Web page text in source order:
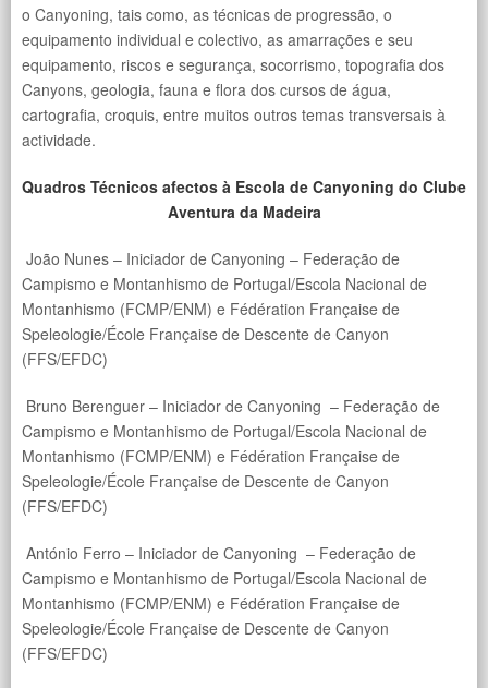
o Canyoning, tais como, as técnicas de progressão, o
equipamento individual e colectivo, as amarrações e seu
equipamento, riscos e segurança, socorrismo, topografia dos
Canyons, geologia, fauna e flora dos cursos de água,
cartografia, croquis, entre muitos outros temas transversais à
actividade.
Quadros Técnicos afectos à Escola de Canyoning do Clube
Aventura da Madeira
João Nunes – Iniciador de Canyoning – Federação de
Campismo e Montanhismo de Portugal/Escola Nacional de
Montanhismo (FCMP/ENM) e Fédération Française de
Speleologie/École Française de Descente de Canyon
(FFS/EFDC)
Bruno Berenguer – Iniciador de Canyoning – Federação de
Campismo e Montanhismo de Portugal/Escola Nacional de
Montanhismo (FCMP/ENM) e Fédération Française de
Speleologie/École Française de Descente de Canyon
(FFS/EFDC)
António Ferro – Iniciador de Canyoning – Federação de
Campismo e Montanhismo de Portugal/Escola Nacional de
Montanhismo (FCMP/ENM) e Fédération Française de
Speleologie/École Française de Descente de Canyon
(FFS/EFDC)